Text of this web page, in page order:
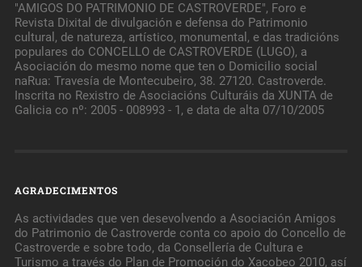
"AMIGOS DO PATRIMONIO DE CASTROVERDE", Foro e
Revista Dixital de divulgación e defensa do Patrimonio
cultural, de natureza, artístico, monumental, e das tradicións
populares do CONCELLO de CASTROVERDE (LUGO), a
Asociación do mesmo nome que ten o Domicilio social
naRua: Travesía de Montecubeiro, 38. 27120. Castroverde.
Inscrita no Rexistro de Asociacións Culturáis da XUNTA de
Galicia co nº: 2005 - 008993 - 1, e data de alta 07/10/2005
AGRADECIMENTOS
As actividades que ven desevolvendo a Asociación Amigos
do Patrimonio de Castroverde conta co apoio do Concello de
Castroverde e sobre todo, da Consellería de Cultura e
Turismo a través do Plan de Promoción do Xacobeo 2010, así